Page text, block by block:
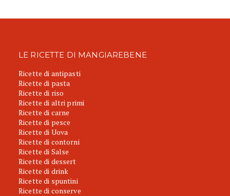
LE RICETTE DI MANGIAREBENE
Ricette di antipasti
Ricette di pasta
Ricette di riso
Ricette di altri primi
Ricette di carne
Ricette di pesce
Ricette di Uova
Ricette di contorni
Ricette di Salse
Ricette di dessert
Ricette di drink
Ricette di spuntini
Ricette di conserve